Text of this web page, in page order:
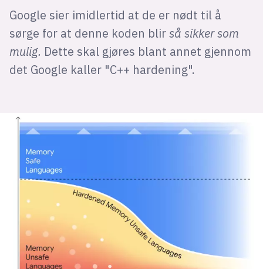
Google sier imidlertid at de er nødt til å
sørge for at denne koden blir så sikker som
mulig. Dette skal gjøres blant annet gjennom
det Google kaller "C++ hardening".